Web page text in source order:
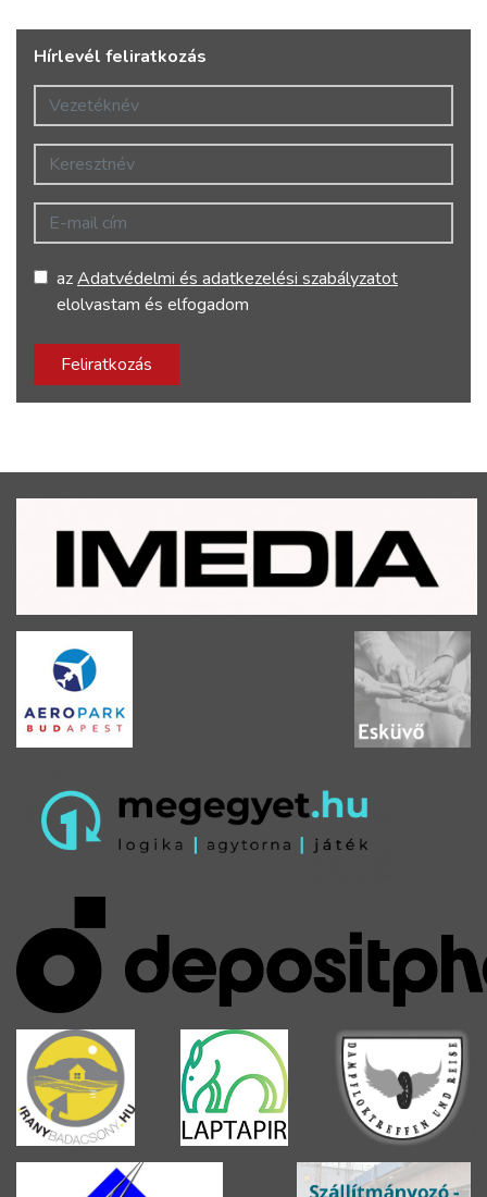
Hírlevél feliratkozás
Vezetéknév
Keresztnév
E-mail cím
azAdatvédelmi és adatkezelési szabályzatot
elolvastam és elfogadom
Feliratkozás